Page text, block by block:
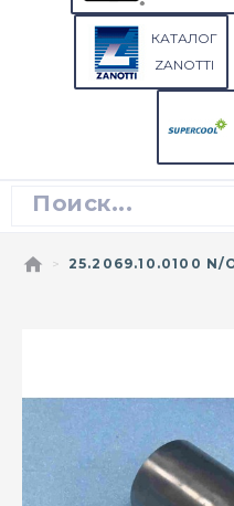
КАТАЛОГ
ZANOTTI
25.2069.10.0100 N/